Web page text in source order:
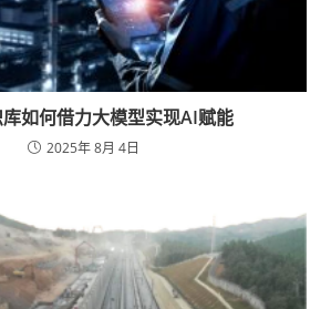
如何借力大模型实现AI赋能
2025年 8月 4日